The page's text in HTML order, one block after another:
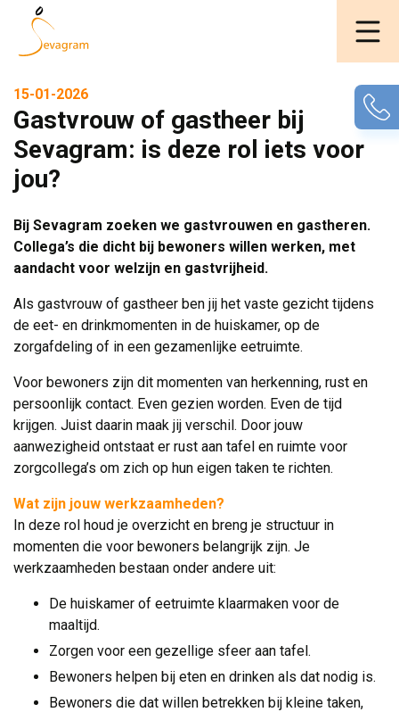
15-01-2026
Gastvrouw of gastheer bij
Sevagram: is deze rol iets voor
jou?
Bij Sevagram zoeken we gastvrouwen en gastheren.
Collega’s die dicht bij bewoners willen werken, met
aandacht voor welzijn en gastvrijheid.
Als gastvrouw of gastheer ben jij het vaste gezicht tijdens
de eet- en drinkmomenten in de huiskamer, op de
zorgafdeling of in een gezamenlijke eetruimte.
Voor bewoners zijn dit momenten van herkenning, rust en
persoonlijk contact. Even gezien worden. Even de tijd
krijgen. Juist daarin maak jij verschil. Door jouw
aanwezigheid ontstaat er rust aan tafel en ruimte voor
zorgcollega’s om zich op hun eigen taken te richten.
Wat zijn jouw werkzaamheden?
In deze rol houd je overzicht en breng je structuur in
momenten die voor bewoners belangrijk zijn. Je
werkzaamheden bestaan onder andere uit:
De huiskamer of eetruimte klaarmaken voor de
maaltijd.
Zorgen voor een gezellige sfeer aan tafel.
Bewoners helpen bij eten en drinken als dat nodig is.
Bewoners die dat willen betrekken bij kleine taken,